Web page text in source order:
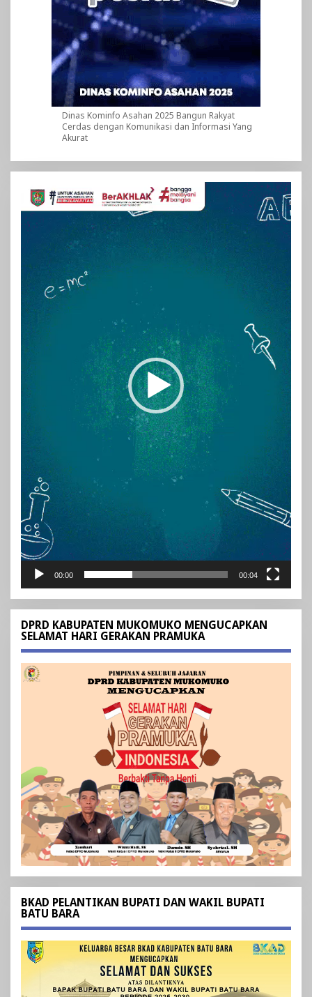
Dinas Kominfo Asahan 2025 Bangun Rakyat
Cerdas dengan Komunikasi dan Informasi Yang
Akurat
Pemutar
Video
00:00 00:04
DPRD KABUPATEN MUKOMUKO MENGUCAPKAN
SELAMAT HARI GERAKAN PRAMUKA
BKAD PELANTIKAN BUPATI DAN WAKIL BUPATI
BATU BARA